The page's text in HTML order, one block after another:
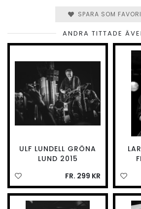
SPARA SOM
ANDRA TITTADE
ULF LUNDELL GRÖNA
LUND 2015
FR. 299 KR